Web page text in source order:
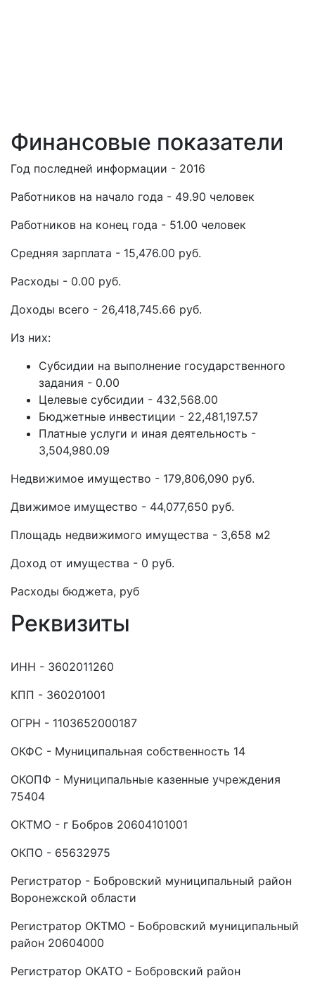
Финансовые показатели
Год последней информации - 2016
Работников на начало года - 49.90 человек
Работников на конец года - 51.00 человек
Средняя зарплата - 15,476.00 руб.
Расходы - 0.00 руб.
Доходы всего - 26,418,745.66 руб.
Из них:
Субсидии на выполнение государственного
задания - 0.00
Целевые субсидии - 432,568.00
Бюджетные инвестиции - 22,481,197.57
Платные услуги и иная деятельность -
3,504,980.09
Недвижимое имущество - 179,806,090 руб.
Движимое имущество - 44,077,650 руб.
Площадь недвижимого имущества - 3,658 м2
Доход от имущества - 0 руб.
Расходы бюджета, руб
Реквизиты
ИНН - 3602011260
КПП - 360201001
ОГРН - 1103652000187
ОКФС - Муниципальная собственность 14
ОКОПФ - Муниципальные казенные учреждения
75404
ОКТМО - г Бобров 20604101001
ОКПО - 65632975
Регистратор - Бобровский муниципальный район
Воронежской области
Регистратор ОКТМО - Бобровский муниципальный
район 20604000
Регистратор ОКАТО - Бобровский район